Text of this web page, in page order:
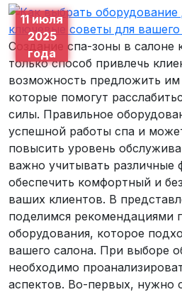
11 июля
2025
года
Создание спа-зоны в салоне
только способ привлечь
возможность предложить им
которые помогут
силы. Правильное
успешной работы спа и
повысить уровень
важно учитывать различные
обеспечить комфортный и
ваших клиентов. В
поделимся рекомендациями
оборудования, которое
вашего салона. При выборе
необходимо
аспектов. Во-первых, нужно